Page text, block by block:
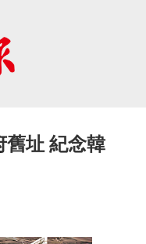
舊址 紀念韓